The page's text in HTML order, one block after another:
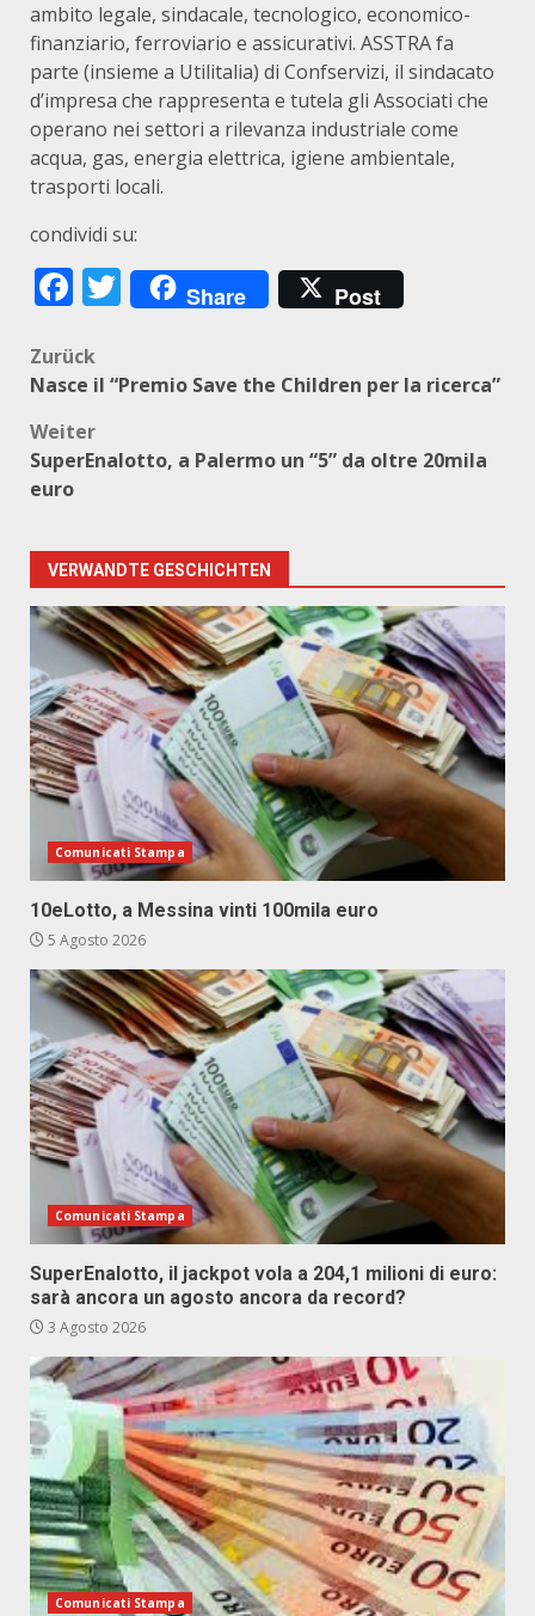
ambito legale, sindacale, tecnologico, economico-
finanziario, ferroviario e assicurativi. ASSTRA fa
parte (insieme a Utilitalia) di Confservizi, il sindacato
d’impresa che rappresenta e tutela gli Associati che
operano nei settori a rilevanza industriale come
acqua, gas, energia elettrica, igiene ambientale,
trasporti locali.
condividi su:
Facebook
Twitter
Share Post
Beitragsnavigation
Zurück
Nasce il “Premio Save the Children per la ricerca”
Weiter
SuperEnalotto, a Palermo un “5” da oltre 20mila
euro
VERWANDTE GESCHICHTEN
Comunicati Stampa
10eLotto, a Messina vinti 100mila euro
5 Agosto 2026
Comunicati Stampa
SuperEnalotto, il jackpot vola a 204,1 milioni di euro:
sarà ancora un agosto ancora da record?
3 Agosto 2026
Comunicati Stampa